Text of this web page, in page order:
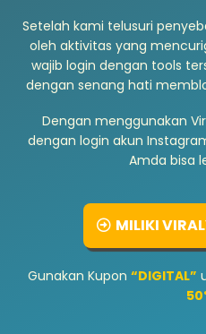
Setelah kami telusuri
oleh aktivitas yang
wajib login dengan tools
dengan senang hati
Dengan menggunakan
dengan login akun
Amda bisa
MILIKI
Gunakan Kupon “DIGITAL”